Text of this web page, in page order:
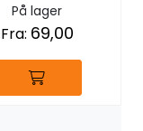
På lager
Fra: 69,00